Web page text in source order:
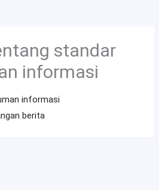
standar
informasi
informasi
berita